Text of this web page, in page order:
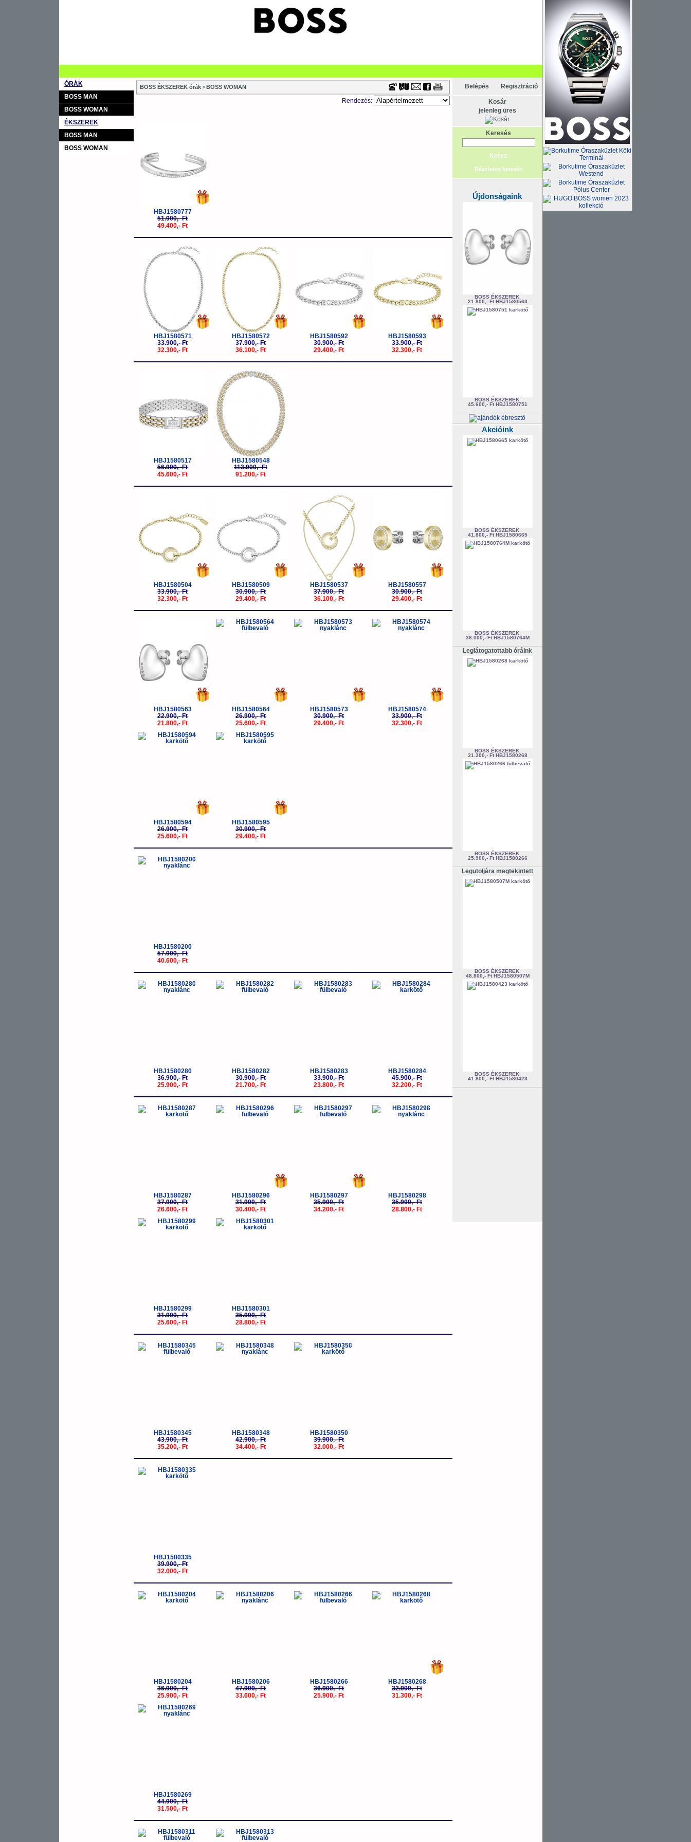
ÓRÁK
BOSS MAN
BOSS WOMAN
ÉKSZEREK
BOSS MAN
BOSS WOMAN
BOSS ÉKSZEREK órák > BOSS WOMAN
Rendezés:
HBJ1580777
51.900,- Ft
49.400,- Ft
-5%
HBJ1580571
33.900,- Ft
32.300,- Ft
-5%
HBJ1580572
37.900,- Ft
36.100,- Ft
HBJ1580592
30.900,- Ft
29.400,- Ft
HBJ1580593
33.900,- Ft
32.300,- Ft
HBJ1580517
56.900,- Ft
45.600,- Ft
-20%
HBJ1580548
113.900,- Ft
91.200,- Ft
HBJ1580504
33.900,- Ft
32.300,- Ft
HBJ1580509
30.900,- Ft
29.400,- Ft
-5%
HBJ1580537
37.900,- Ft
36.100,- Ft
HBJ1580557
30.900,- Ft
29.400,- Ft
HBJ1580563
22.900,- Ft
21.800,- Ft
-5%
HBJ1580564
26.900,- Ft
25.600,- Ft
-5%
HBJ1580573
30.900,- Ft
29.400,- Ft
-5%
HBJ1580574
33.900,- Ft
32.300,- Ft
-5%
HBJ1580594
26.900,- Ft
25.600,- Ft
-5%
HBJ1580595
30.900,- Ft
29.400,- Ft
-30%
HBJ1580200
57.900,- Ft
40.600,- Ft
-30%
HBJ1580280
36.900,- Ft
25.900,- Ft
-30%
HBJ1580282
30.900,- Ft
21.700,- Ft
-30%
HBJ1580283
33.900,- Ft
23.800,- Ft
-30%
HBJ1580284
45.900,- Ft
32.200,- Ft
-30%
HBJ1580287
37.900,- Ft
26.600,- Ft
-5%
HBJ1580296
31.900,- Ft
30.400,- Ft
-5%
HBJ1580297
35.900,- Ft
34.200,- Ft
-20%
HBJ1580298
35.900,- Ft
28.800,- Ft
-20%
HBJ1580299
31.900,- Ft
25.600,- Ft
-20%
HBJ1580301
35.900,- Ft
28.800,- Ft
-20%
HBJ1580345
43.900,- Ft
35.200,- Ft
-20%
HBJ1580348
42.900,- Ft
34.400,- Ft
-20%
HBJ1580350
39.900,- Ft
32.000,- Ft
-20%
HBJ1580335
39.900,- Ft
32.000,- Ft
-30%
HBJ1580204
36.900,- Ft
25.900,- Ft
-30%
HBJ1580206
47.900,- Ft
33.600,- Ft
-30%
HBJ1580266
36.900,- Ft
25.900,- Ft
-5%
HBJ1580268
32.900,- Ft
31.300,- Ft
-30%
HBJ1580269
44.900,- Ft
31.500,- Ft
-20% -20%
Belépés Regisztráció
Kosár
jelenleg üres
Keresés
Részletes keresés
Újdonságaink
BOSS ÉKSZEREK
21.800,- Ft HBJ1580563
BOSS ÉKSZEREK
45.600,- Ft HBJ1580751
Akcióink
BOSS ÉKSZEREK
41.800,- Ft HBJ1580665
BOSS ÉKSZEREK
38.000,- Ft HBJ1580764M
Leglátogatottabb óráink
BOSS ÉKSZEREK
31.300,- Ft HBJ1580268
BOSS ÉKSZEREK
25.900,- Ft HBJ1580266
Legutoljára megtekintett
BOSS ÉKSZEREK
48.800,- Ft HBJ1580507M
BOSS ÉKSZEREK
41.800,- Ft HBJ1580423